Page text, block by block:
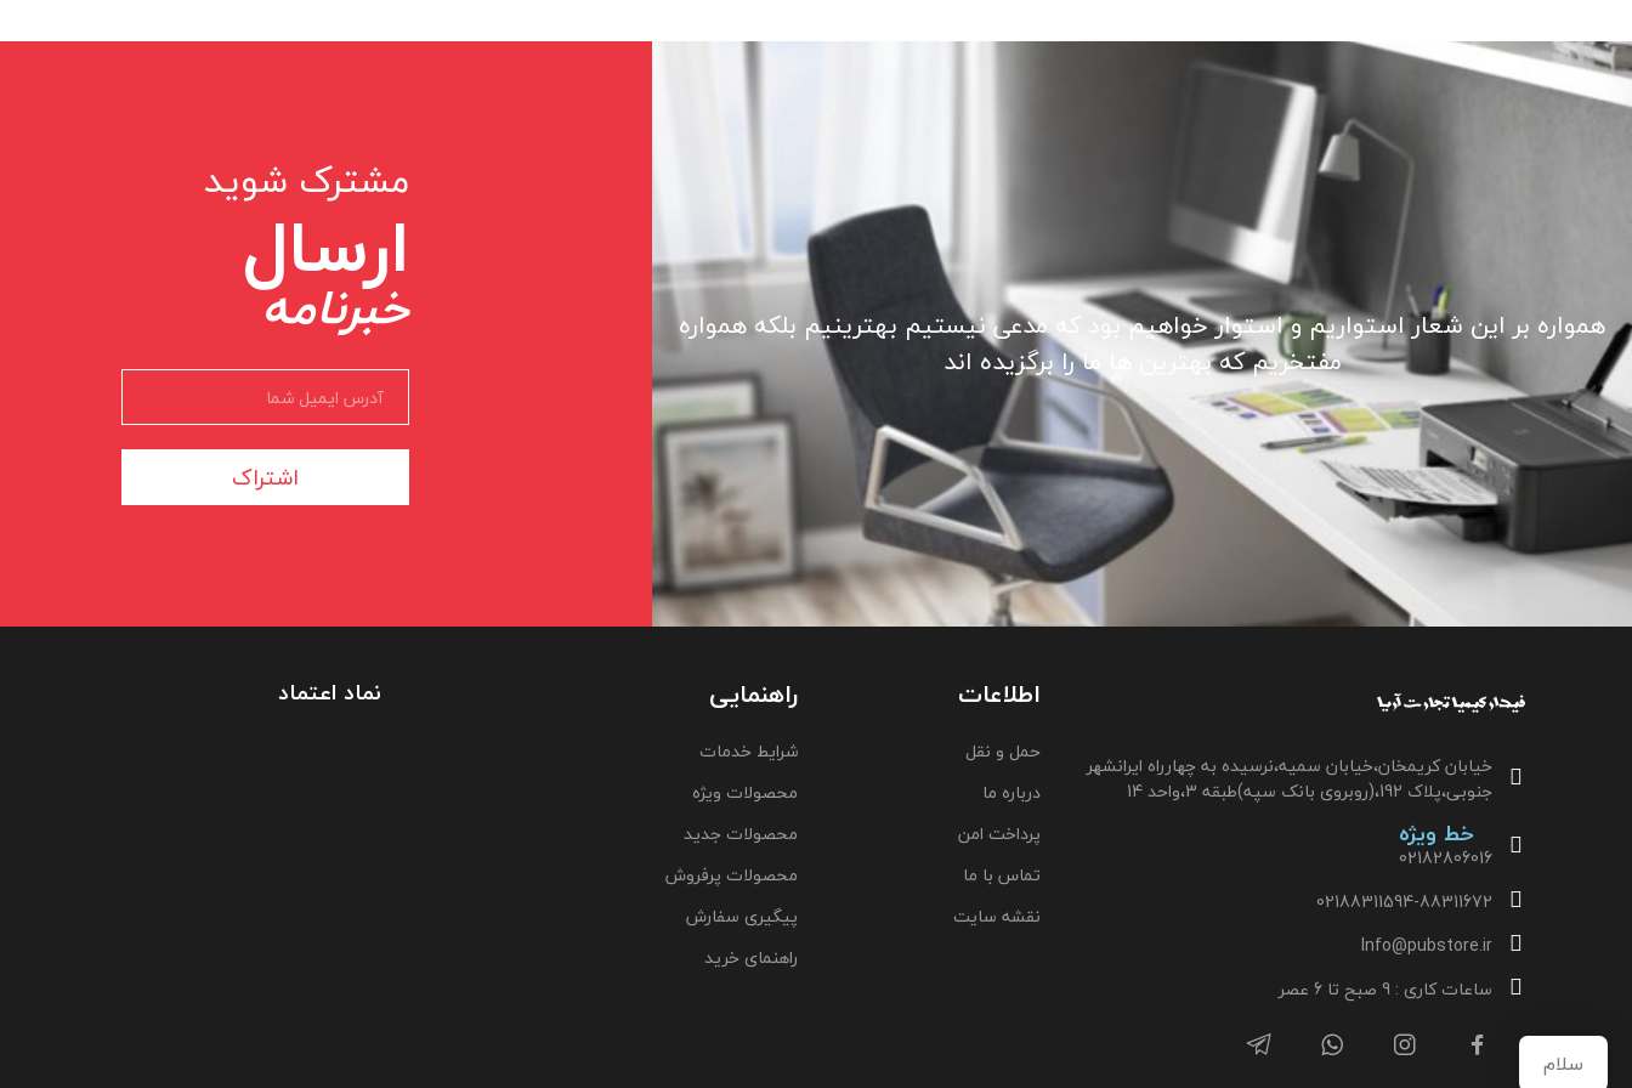
همواره بر این شعار استواریم و استوار خواهیم بود که مدعی نیستیم بهترینیم بلکه همواره
مفتخریم که بهترین ها ما را برگزیده اند
مشترک شوید
ارسال
خبرنامه
اشتراک
خیابان کریمخان،خیابان سمیه،نرسیده به چهارراه ایرانشهر
جنوبی،پلاک 192،(روبروی بانک سپه)طبقه 3،واحد 14
خط ویژه
02182806016
02188311594-88311672
Info@pubstore.ir
ساعات کاری : 9 صبح تا 6 عصر
اطلاعات
حمل و نقل
درباره ما
پرداخت امن
تماس با ما
نقشه سایت
راهنمایی
شرایط خدمات
محصولات ویژه
محصولات جدید
محصولات پرفروش
پیگیری سفارش
راهنمای خرید
نماد اعتماد
سلام